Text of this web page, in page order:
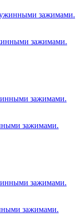
зажимами.
зажимами.
зажимами.